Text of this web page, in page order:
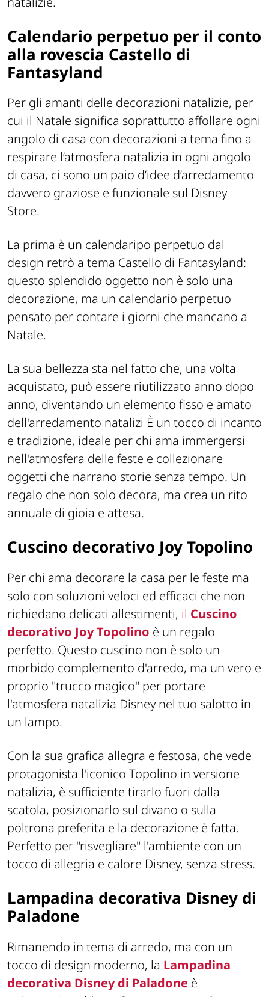
Calendario perpetuo per il conto
alla rovescia Castello di
Fantasyland
Per gli amanti delle decorazioni natalizie, per
cui il Natale significa soprattutto affollare ogni
angolo di casa con decorazioni a tema fino a
respirare l’atmosfera natalizia in ogni angolo
di casa, ci sono un paio d’idee d’arredamento
davvero graziose e funzionale sul Disney
Store.
La prima è un calendaripo perpetuo dal
design retrò a tema Castello di Fantasyland:
questo splendido oggetto non è solo una
decorazione, ma un calendario perpetuo
pensato per contare i giorni che mancano a
Natale.
La sua bellezza sta nel fatto che, una volta
acquistato, può essere riutilizzato anno dopo
anno, diventando un elemento fisso e amato
dell'arredamento natalizi È un tocco di incanto
e tradizione, ideale per chi ama immergersi
nell'atmosfera delle feste e collezionare
oggetti che narrano storie senza tempo. Un
regalo che non solo decora, ma crea un rito
annuale di gioia e attesa.
Cuscino decorativo Joy Topolino
Per chi ama decorare la casa per le feste ma
solo con soluzioni veloci ed efficaci che non
richiedano delicati allestimenti, il Cuscino
decorativo Joy Topolino è un regalo
perfetto. Questo cuscino non è solo un
morbido complemento d'arredo, ma un vero e
proprio "trucco magico" per portare
l'atmosfera natalizia Disney nel tuo salotto in
un lampo.
Con la sua grafica allegra e festosa, che vede
protagonista l'iconico Topolino in versione
natalizia, è sufficiente tirarlo fuori dalla
scatola, posizionarlo sul divano o sulla
poltrona preferita e la decorazione è fatta.
Perfetto per "risvegliare" l'ambiente con un
tocco di allegria e calore Disney, senza stress.
Lampadina decorativa Disney di
Paladone
Rimanendo in tema di arredo, ma con un
tocco di design moderno, la Lampadina
decorativa Disney di Paladone è